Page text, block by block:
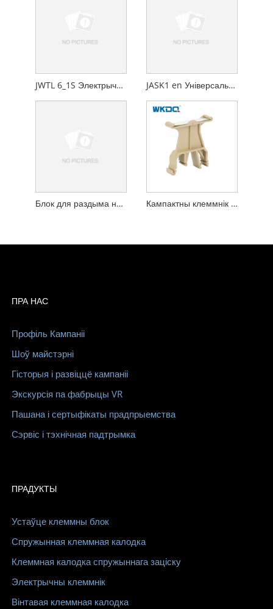
JWTL 6_1S Электрычны шруба для мацавання шруба TEST Адключэнне тэрмінальных блокаў JASK1 en Універсальны шрубавы злучэнне блок засцерагальніка засцерагальніка
Блок для раздыма на шруба 35 раз'ём для заціску для заціску для DIN -рэйкі Кампактны клеммнік з шрубавым злучэннем JB1, Лёгкія шрубавыя клемы
ПРА НАС
Профіль Кампаніі
Шоў майстэрні
Гісторыя і развіццё кампаніі
Экскурсія па фабрыцы VR
Пашана і сертыфікаты прадпрыемства
Сэрвіс і тэхнічная падтрымка
ПРАДУКТЫ
Устаўце клеммны блок
Спружынная клеммная калодка
Клеммная калодка спружыннага заціску
Электрычны клеммнік
Вінтавая клеммная калодка